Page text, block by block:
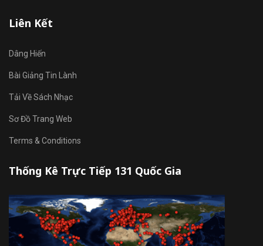
Liên Kết
Dâng Hiến
Bài Giảng Tin Lành
Tải Về Sách Nhạc
Sơ Đồ Trang Web
Terms & Conditions
Thống Kê Trực Tiếp 131 Quốc Gia